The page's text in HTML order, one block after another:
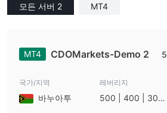
모든 서버 2 MT4
MT4 CDOMarkets-Demo 2 5
국가/지역
바누아투
레버리지
500 | 400 | 300